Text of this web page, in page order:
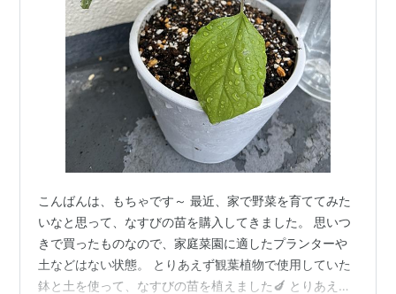
こんばんは、もちゃです～ 最近、家で野菜を育ててみた
いなと思って、なすびの苗を購入してきました。 思いつ
きで買ったものなので、家庭菜園に適したプランターや
土などはない状態。 とりあえず観葉植物で使用していた
鉢と土を使って、なすびの苗を植えました🍆 とりあえず